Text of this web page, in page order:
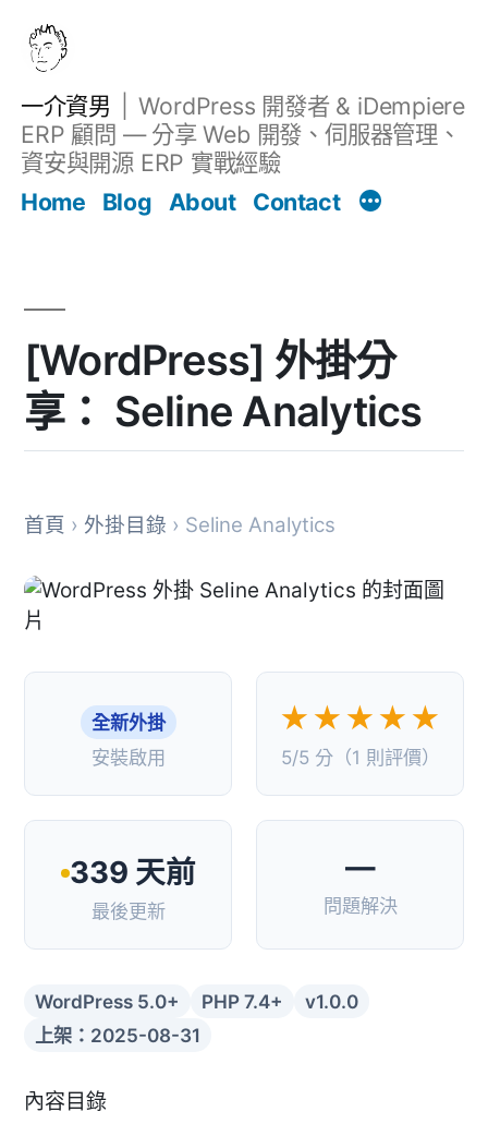
一介資男
WordPress 開發者 & iDempiere
ERP 顧問 — 分享 Web 開發、伺服器管理、
資安與開源 ERP 實戰經驗
Home
Blog About Contact
[WordPress] 外掛分
享： Seline Analytics
首頁 › 外掛目錄 › Seline Analytics
全新外掛
安裝啟用
★★★★★
5/5 分（1 則評價）
339 天前
最後更新
—
問題解決
WordPress 5.0+ PHP 7.4+
v1.0.0
上架：2025-08-31
內容目錄
文章 Filter